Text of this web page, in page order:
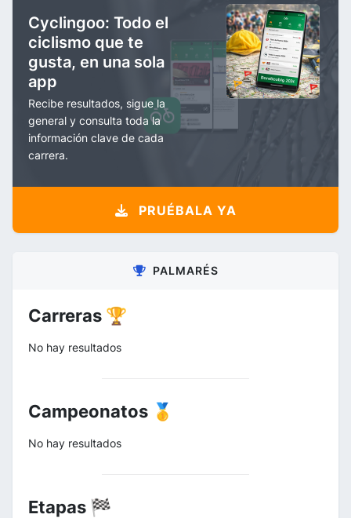
Cyclingoo: Todo el
ciclismo que te
gusta, en una sola
app
Recibe resultados, sigue la
general y consulta toda la
información clave de cada
carrera.
PRUÉBALA YA
PALMARÉS
Carreras 🏆
No hay resultados
Campeonatos 🥇
No hay resultados
Etapas 🏁